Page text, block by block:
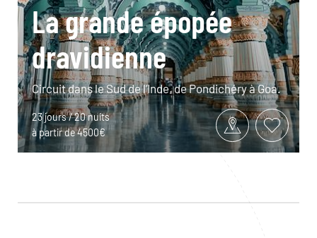
La grande épopée
dravidienne
Circuit dans le Sud de l’Inde, de Pondichéry à Goa.
23 jours / 20 nuits
à partir de 4500€